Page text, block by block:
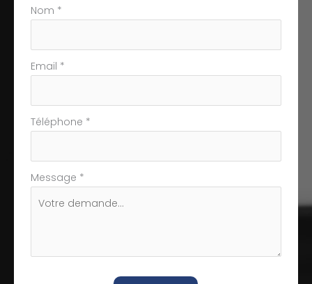
téléphone
Nom *
Email *
Téléphone *
Message *